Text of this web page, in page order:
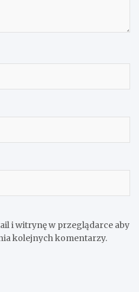
i witrynę w przeglądarce aby
kolejnych komentarzy.